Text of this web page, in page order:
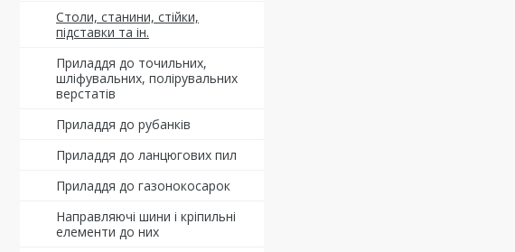
Столи, станини, стійки,
підставки та ін.
Приладдя до точильних,
шліфувальних, полірувальних
верстатів
Приладдя до рубанків
Приладдя до ланцюгових пил
Приладдя до газонокосарок
Направляючі шини і кріпильні
елементи до них